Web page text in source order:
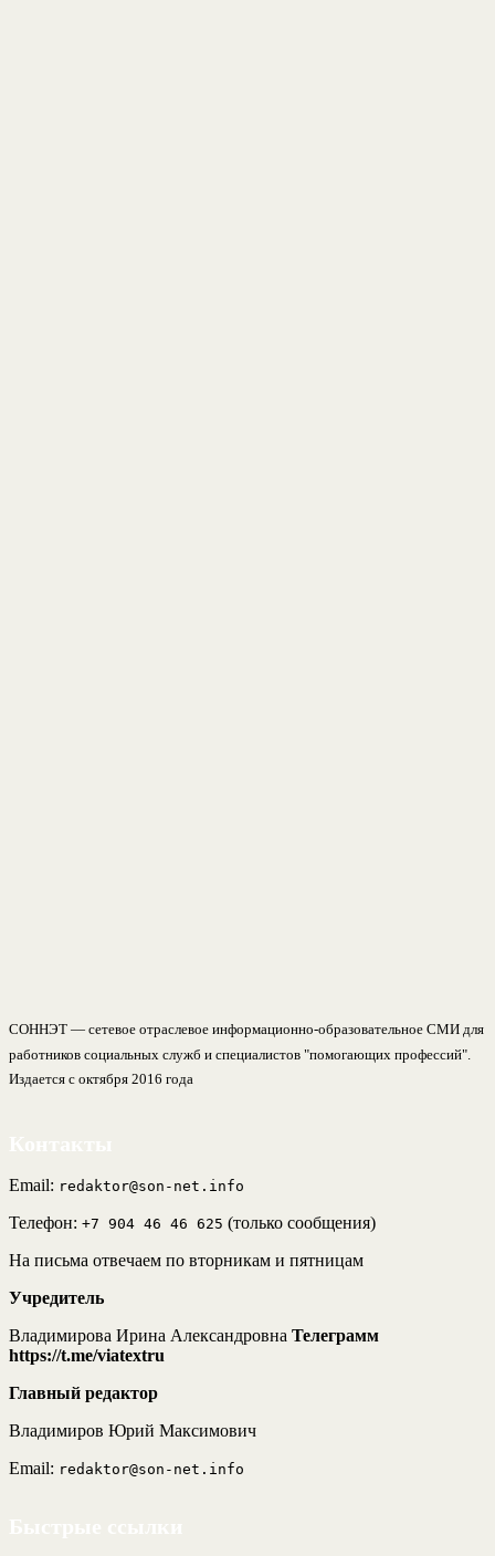
СОННЭТ — сетевое отраслевое информационно-образовательное СМИ для
работников социальных служб и специалистов "помогающих профессий".
Издается с октября 2016 года
Email: redaktor@son-net.info
Телефон: +7 904 46 46 625 (только сообщения)
На письма отвечаем по вторникам и пятницам
Учредитель
Владимирова Ирина Александровна Телеграмм
https://t.me/viatextru
Главный редактор
Владимиров Юрий Максимович
Email: redaktor@son-net.info